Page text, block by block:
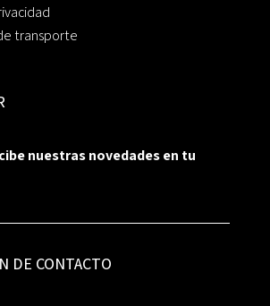
transporte
nuestras novedades en tu
DE CONTACTO